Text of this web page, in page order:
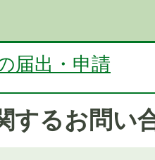
届出・申請
するお問い